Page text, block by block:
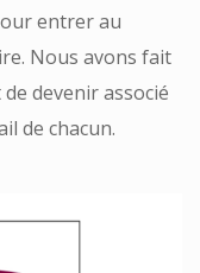
entrer au
Nous avons fait
devenir associé
de chacun.